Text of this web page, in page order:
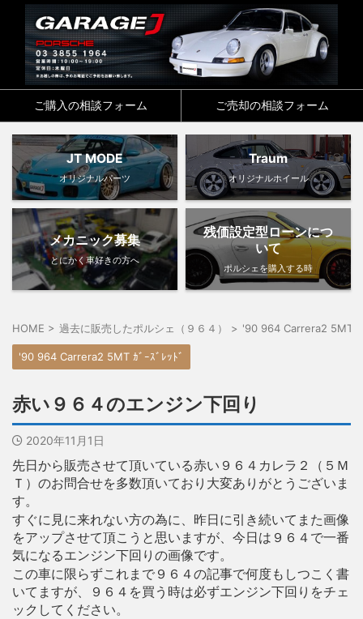
ご購入の相談フォーム ご売却の相談フォーム
JT MODE
オリジナルパーツ
Traum
オリジナルホイール
メカニック募集
とにかく車好きの方へ
残価設定型ローンにつ
いて
ポルシェを購入する時
HOME > 過去に販売したポルシェ（９６４） > '90 964 Carrera2 5MT ｶ
'90 964 Carrera2 5MT ｶﾞｰｽﾞﾚｯﾄﾞ
赤い９６４のエンジン下回り
2020年11月1日
先日から販売させて頂いている赤い９６４カレラ２（５Ｍ
Ｔ）のお問合せを多数頂いており大変ありがとうございま
す。
すぐに見に来れない方の為に、昨日に引き続いてまた画像
をアップさせて頂こうと思いますが、今日は９６４で一番
気になるエンジン下回りの画像です。
この車に限らずこれまで９６４の記事で何度もしつこく書
いてますが、９６４を買う時は必ずエンジン下回りをチェ
ックしてください。